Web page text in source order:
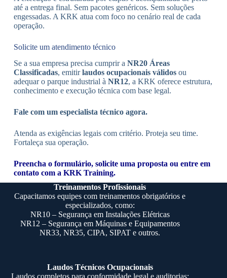
até a entrega final. Sem pacotes genéricos. Sem soluções
engessadas. A KRK atua com foco no cenário real de cada
operação.
Solicite um atendimento técnico
Se a sua empresa precisa cumprir a NR20 Áreas
Classificadas, emitirlaudos ocupacionais válidosou
adequar o parque industrial à NR12, a KRK oferece estrutura,
conhecimento e execução técnica com base legal.
Fale com um especialista técnico agora.
Atenda as exigências legais com critério. Proteja seu time.
Fortaleça sua operação.
Preencha o formulário, solicite uma proposta ou entre em
contato com a KRK Training.
Treinamentos Profissionais
Capacitamos equipes com treinamentos obrigatórios e
especializados, como:
NR10– Segurança em Instalações Elétricas
NR12– Segurança em Máquinas e Equipamentos
NR33,NR35,CIPA, SIPAT e outros.
Laudos Técnicos Ocupacionais